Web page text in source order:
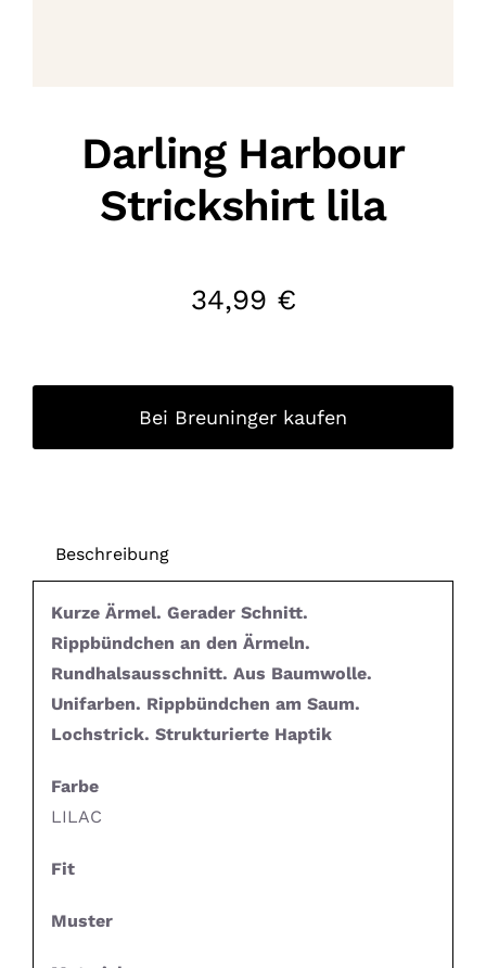
Darling Harbour
Strickshirt lila
34,99 €
Bei Breuninger kaufen
Beschreibung
Kurze Ärmel. Gerader Schnitt.
Rippbündchen an den Ärmeln.
Rundhalsausschnitt. Aus Baumwolle.
Unifarben. Rippbündchen am Saum.
Lochstrick. Strukturierte Haptik
Farbe
LILAC
Fit
Muster